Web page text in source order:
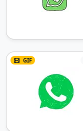
GIF